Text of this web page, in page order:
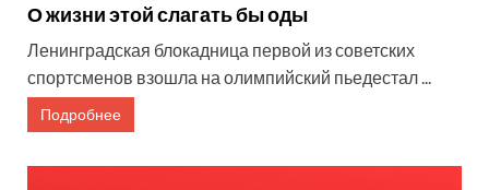
О жизни этой слагать бы оды
Ленинградская блокадница первой из советских
спортсменов взошла на олимпийский пьедестал ...
Подробнее